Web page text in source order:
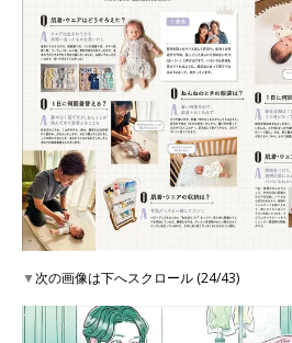
▼次の画像は下へスクロール (24/43)